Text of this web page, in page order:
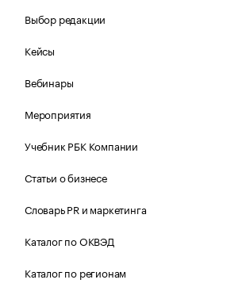
Выбор редакции
Кейсы
Вебинары
Мероприятия
Учебник РБК Компании
Статьи о бизнесе
Словарь PR и маркетинга
Каталог по ОКВЭД
Каталог по регионам